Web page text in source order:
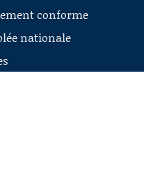
conforme
nationale